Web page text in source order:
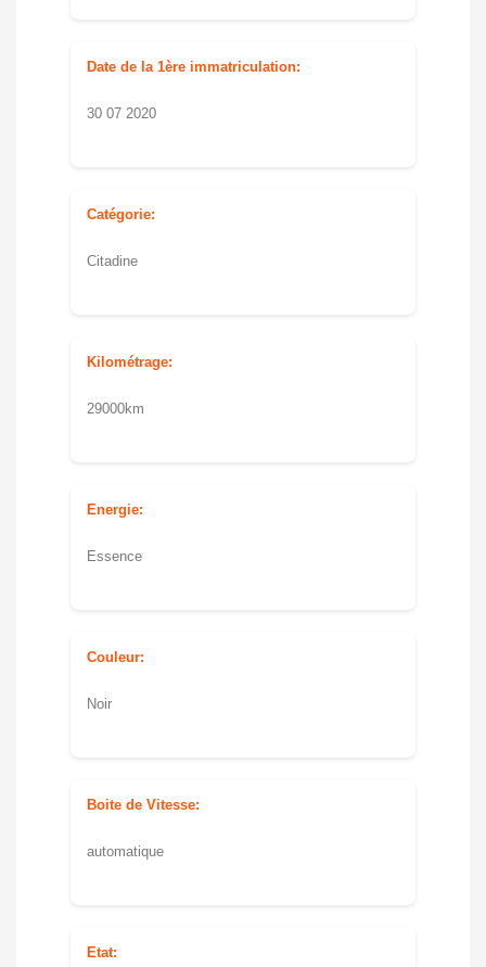
Date de la 1ère immatriculation:
30 07 2020
Catégorie:
Citadine
Kilométrage:
29000km
Energie:
Essence
Couleur:
Noir
Boite de Vitesse:
automatique
Etat: